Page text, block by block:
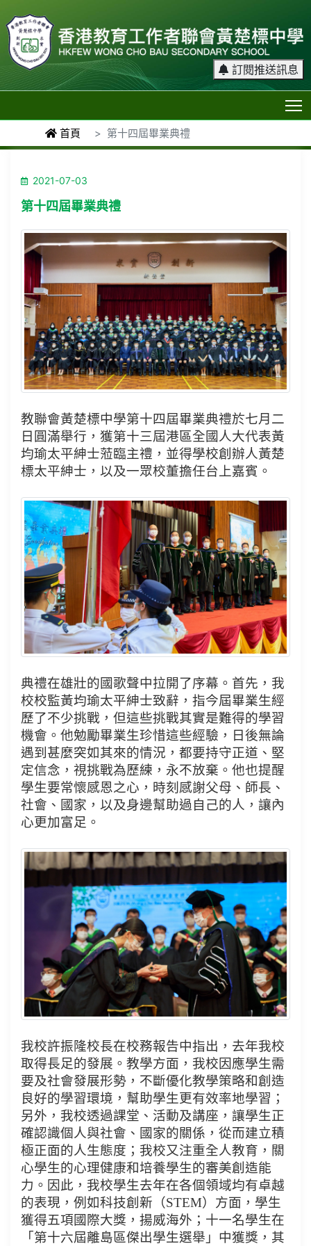
訂閱推送訊息
首頁 第十四屆畢業典禮
2021-07-03
第十四屆畢業典禮
教聯會黃楚標中學第十四屆畢業典禮於七月二
日圓滿舉行，獲第十三屆港區全國人大代表黃
均瑜太平紳士蒞臨主禮，並得學校創辦人黃楚
標太平紳士，以及一眾校董擔任台上嘉賓。
典禮在雄壯的國歌聲中拉開了序幕。首先，我
校校監黃均瑜太平紳士致辭，指今屆畢業生經
歷了不少挑戰，但這些挑戰其實是難得的學習
機會。他勉勵畢業生珍惜這些經驗，日後無論
遇到甚麼突如其來的情況，都要持守正道、堅
定信念，視挑戰為歷練，永不放棄。他也提醒
學生要常懷感恩之心，時刻感謝父母、師長、
社會、國家，以及身邊幫助過自己的人，讓內
心更加富足。
我校許振隆校長在校務報告中指出，去年我校
取得長足的發展。教學方面，我校因應學生需
要及社會發展形勢，不斷優化教學策略和創造
良好的學習環境，幫助學生更有效率地學習；
另外，我校透過課堂、活動及講座，讓學生正
確認識個人與社會、國家的關係，從而建立積
極正面的人生態度；我校又注重全人教育，關
心學生的心理健康和培養學生的審美創造能
力。因此，我校學生去年在各個領域均有卓越
的表現，例如科技創新（STEM）方面，學生
獲得五項國際大獎，揚威海外；十一名學生在
「第十六屆離島區傑出學生選舉」中獲獎，其